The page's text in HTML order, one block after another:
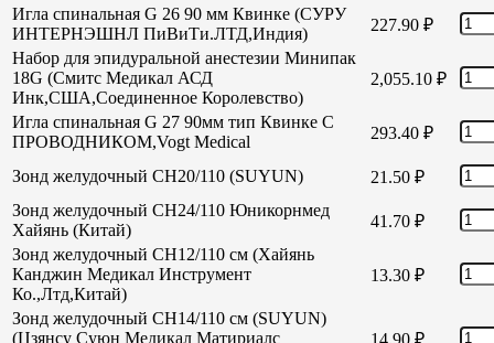
Игла спинальная G 26 90 мм Квинке (СУРУ
ИНТЕРНЭШНЛ ПиВиТи.ЛТД,Индия)
227.90 ₽
Набор для эпидуральной анестезии Минипак
18G (Смитс Медикал АСД
Инк,США,Соединенное Королевство)
2,055.10 ₽
Игла спинальная G 27 90мм тип Квинке С
ПРОВОДНИКОМ,Vogt Medical
293.40 ₽
Зонд желудочный СН20/110 (SUYUN) 21.50 ₽
Зонд желудочный СН24/110 Юникорнмед
Хайянь (Китай)
41.70 ₽
Зонд желудочный CH12/110 см (Хайянь
Канджин Медикал Инструмент
Ко.,Лтд,Китай)
13.30 ₽
Зонд желудочный CH14/110 см (SUYUN)
(Цзянсу Суюн Медикал Матириалс
14.90 ₽